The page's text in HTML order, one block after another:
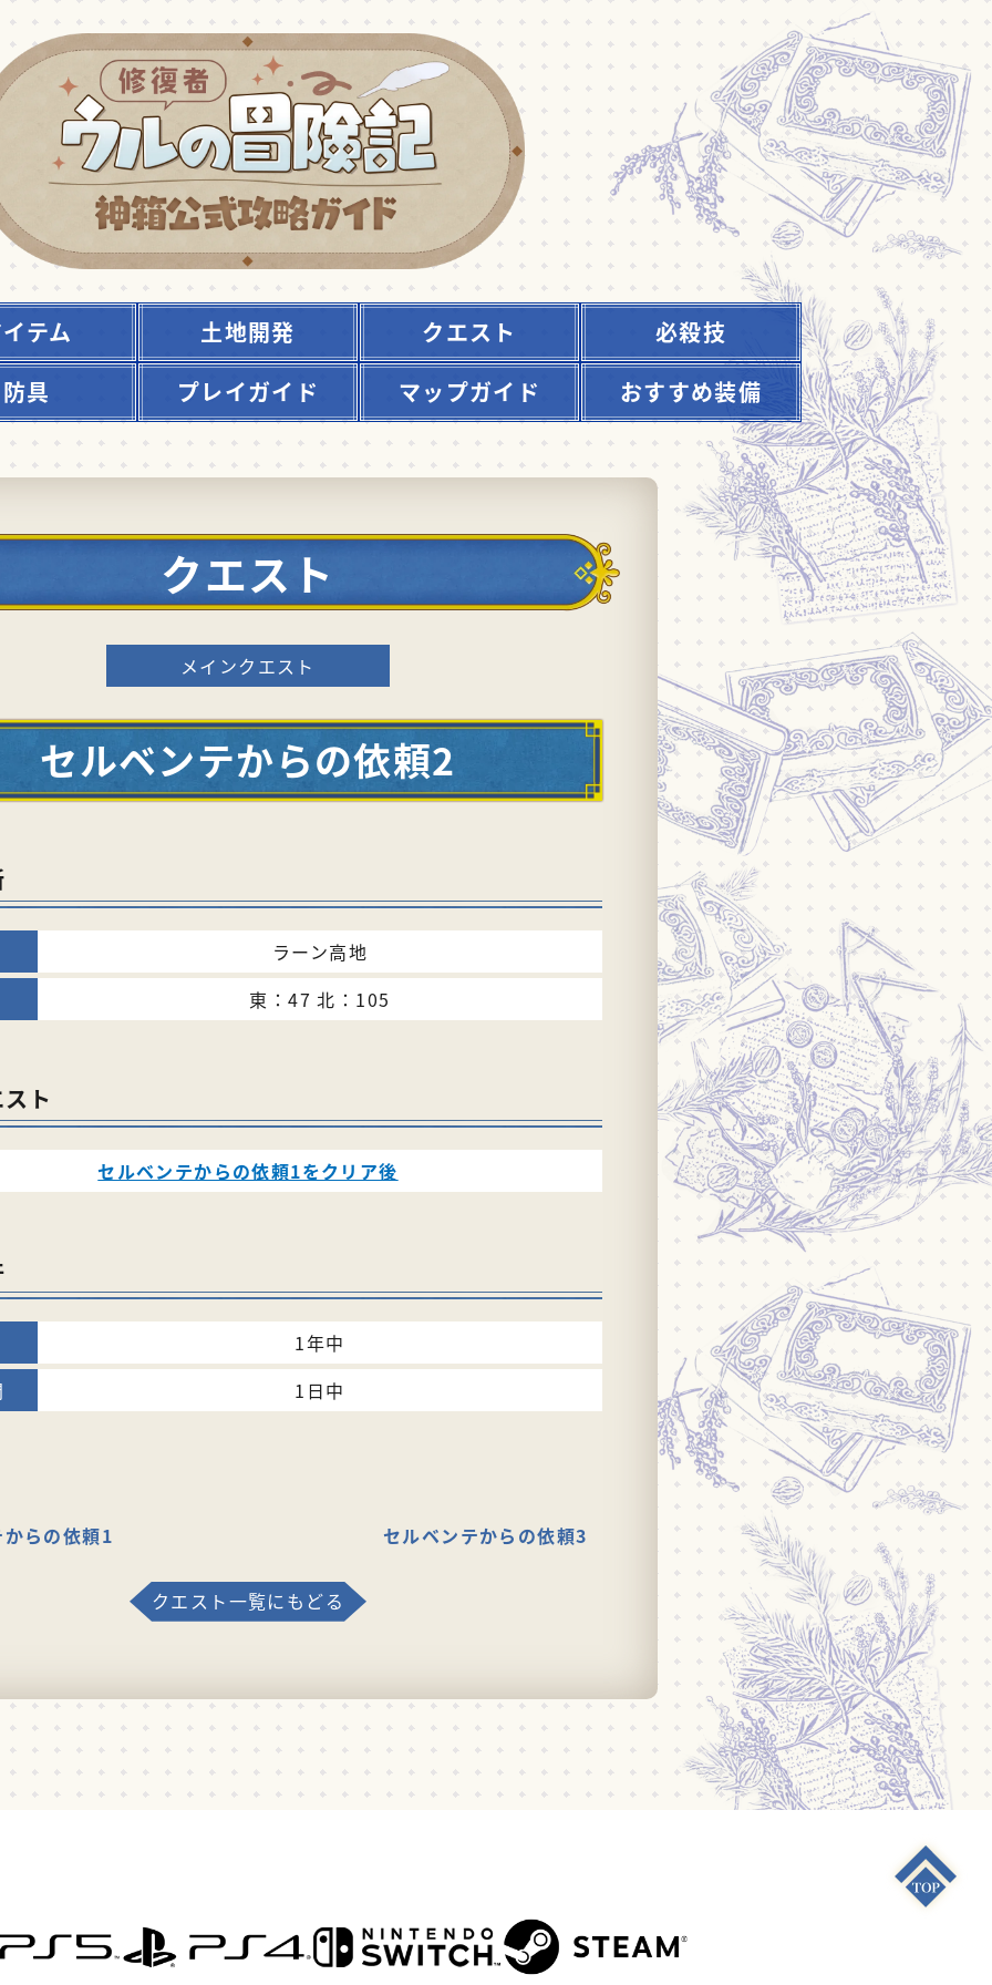
テム 土地開発 クエスト
必殺技
防具
プレイガイド マップガイド おすすめ装備
クエスト
メインクエスト
セルベンテからの依頼2
ラーン高地
東：47 北：105
ト
セルベンテからの依頼1をクリア後
1年中
1日中
らの依頼1 セルベンテからの依頼3
クエスト一覧にもどる